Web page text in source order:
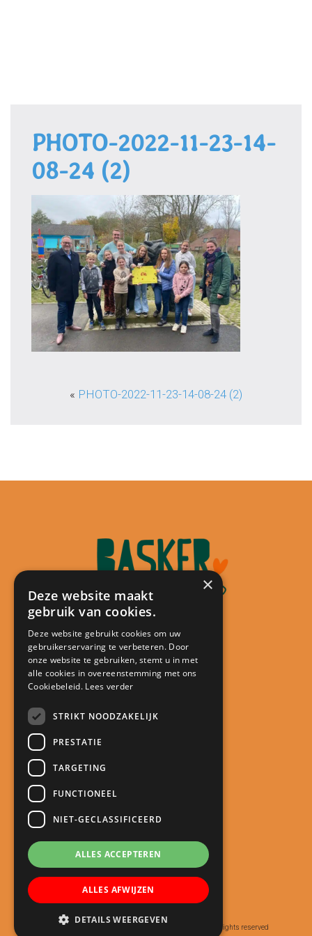
PHOTO-2022-11-23-14-
08-24 (2)
« PHOTO-2022-11-23-14-08-24 (2)
Contact
Kindcentrum De Minstreel
3401 CA IJsselstein
directie@kcdeminstreel.nl
Snel naar
Meld je kind aan
Roosters
Nieuws
© Copyright 2020 - 2026 · All rights reserved
×
Deze website maakt
gebruik van cookies.
Deze website gebruikt cookies om uw
gebruikerservaring te verbeteren. Door
onze website te gebruiken, stemt u in met
alle cookies in overeenstemming met ons
Cookiebeleid. Lees verder
STRIKT NOODZAKELIJK
PRESTATIE
TARGETING
FUNCTIONEEL
NIET-GECLASSIFICEERD
ALLES ACCEPTEREN
ALLES AFWIJZEN
DETAILS WEERGEVEN